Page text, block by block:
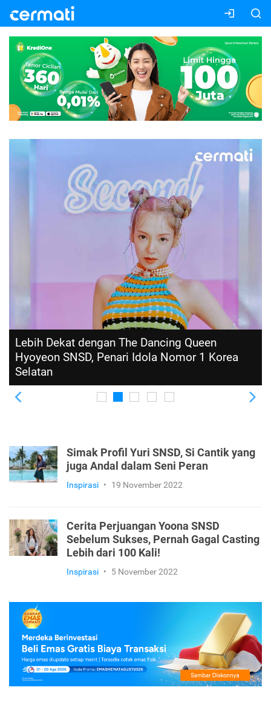
Lebih Dekat dengan The Dancing Queen
Hyoyeon SNSD, Penari Idola Nomor 1 Korea
Selatan
Simak Profil Yuri SNSD, Si Cantik yang
juga Andal dalam Seni Peran
Inspirasi • 19 November 2022
Cerita Perjuangan Yoona SNSD
Sebelum Sukses, Pernah Gagal Casting
Lebih dari 100 Kali!
Inspirasi • 5 November 2022